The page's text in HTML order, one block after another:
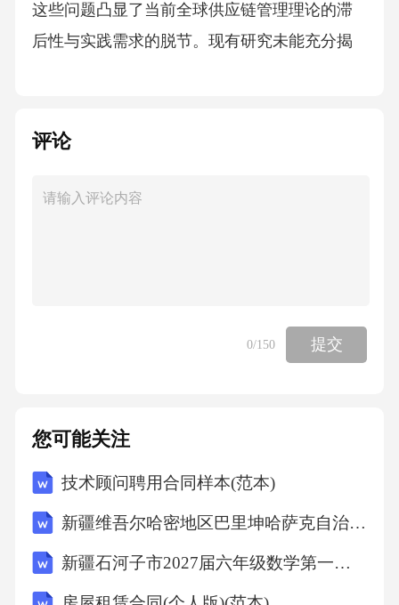
这些问题凸显了当前全球供应链管理理论的滞
后性与实践需求的脱节。现有研究未能充分揭
境的风险管理框架。特别是在中国深度融入全
参与者和受益者，也面临着供应链断裂的巨大
究，不仅具有重要的理论价值，更具有紧迫的
践方案，为提升全球供应链韧性、保障区域乃
至全球经济的稳定运行提供智力支持。
2.项目研究的社会、经济或学术价值
本项目的研究价值主要体现在以下三个层面：
评论
0/150 提交
您可能关注
技术顾问聘用合同样本(范本)
新疆维吾尔哈密地区巴里坤哈萨克自治县2027届六年级数学第一学期期末质量检测试题含解析
新疆石河子市2027届六年级数学第一学期期末质量跟踪监视模拟试题含解析